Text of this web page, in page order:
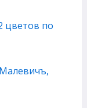
цветов по